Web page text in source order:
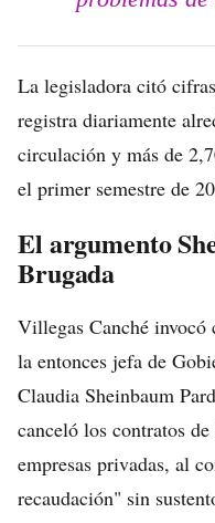
La legisladora citó
registra diariamente
circulación y más de
el primer semestre de
El argumento
Brugada
Villegas Canché invocó
la entonces jefa de
Claudia Sheinbaum
canceló los contratos
empresas privadas, al
recaudación" sin